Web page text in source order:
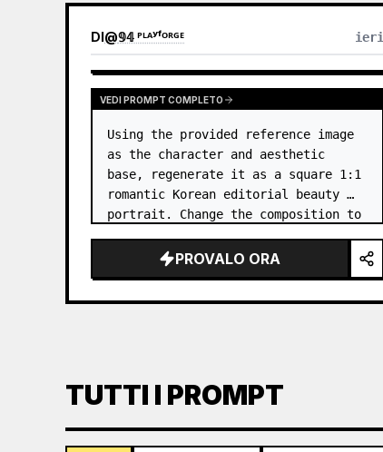
DI@𝟡𝟜 ᴾᴸᴬʸᶠᴼᴿᴳᴱ ieri
VEDI PROMPT COMPLETO
Using the provided reference image
as the character and aesthetic
base, regenerate it as a square 1:1
romantic Korean editorial beauty
portrait. Change the composition to
the subject facing right, eyes
closed, gently smellin…
PROVALO ORA
TUTTI I PROMPT